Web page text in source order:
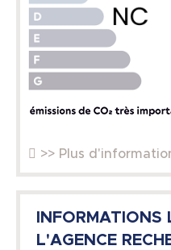
>> Plus
INFORMATIONS
L'AGENCE